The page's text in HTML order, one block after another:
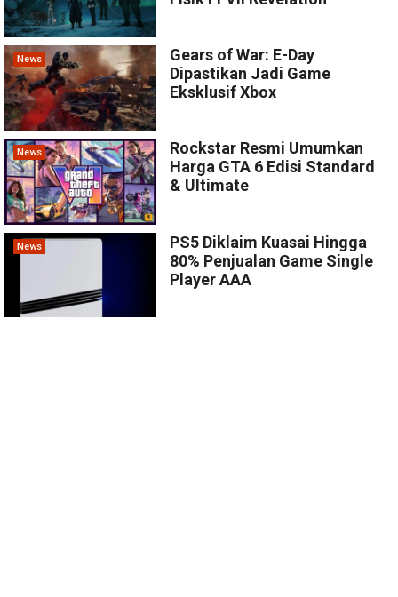
News
Gears of War: E-Day
Dipastikan Jadi Game
Eksklusif Xbox
News
Rockstar Resmi Umumkan
Harga GTA 6 Edisi Standard
& Ultimate
News
PS5 Diklaim Kuasai Hingga
80% Penjualan Game Single
Player AAA